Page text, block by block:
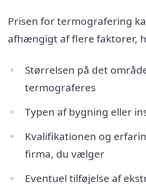
Prisen for termografering
afhængigt af flere faktorer,
Størrelsen på det
termograferes
Typen af bygning eller
Kvalifikationen og
firma, du vælger
Eventuel tilføjelse af